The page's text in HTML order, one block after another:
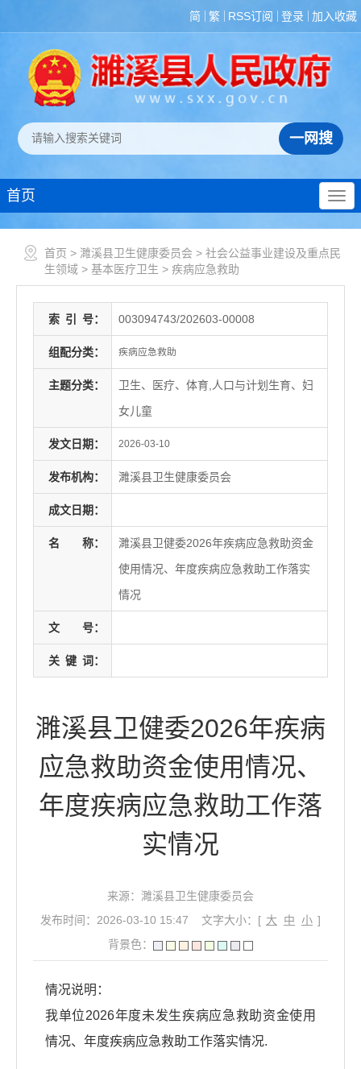
简 繁 RSS订阅 登录 加入收藏
首页
首页 > 濉溪县卫生健康委员会 > 社会公益事业建设及重点民
生领域 > 基本医疗卫生 > 疾病应急救助
索 引 号： 003094743/202603-00008
组配分类： 疾病应急救助
主题分类：
卫生、医疗、体育,人口与计划生育、妇
女儿童
发文日期： 2026-03-10
发布机构： 濉溪县卫生健康委员会
成文日期：
名 称：
濉溪县卫健委2026年疾病应急救助资金
使用情况、年度疾病应急救助工作落实
情况
文 号：
关 键 词：
濉溪县卫健委2026年疾病
应急救助资金使用情况、
年度疾病应急救助工作落
实情况
来源：濉溪县卫生健康委员会
发布时间：2026-03-10 15:47
文字大小：[ 大 中 小 ]
背景色：
情况说明：
我单位2026年度未发生疾病应急救助资金使用
情况、年度疾病应急救助工作落实情况.